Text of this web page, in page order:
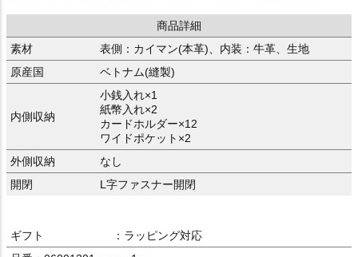
商品詳細
素材
表側：カイマン(本革)、内装：牛革、生地
原産国
ベトナム(縫製)
内側収納
小銭入れ×1
紙幣入れ×2
カードホルダー×12
ワイドポケット×2
外側収納
なし
開閉
L字ファスナー開閉
ギフト
：ラッピング対応